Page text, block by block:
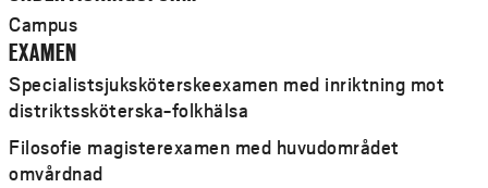
specialisttjänstgöring - AST.
För mer info om AST
Bygg på din utbildning
När du tagit examen från programmet är du väl
Campus
EXAMEN
Specialistsjuksköterskeexamen med inriktning mot
distriktssköterska-folkhälsa
Filosofie magisterexamen med huvudområdet
omvårdnad